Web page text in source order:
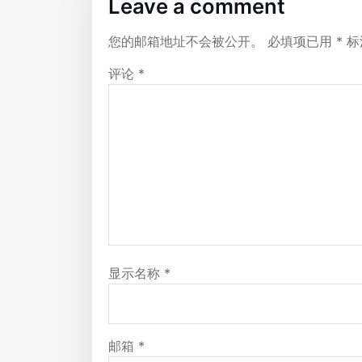
Leave a comment
您的邮箱地址不会被公开。 必填项已用 *
评论 *
显示名称 *
邮箱 *